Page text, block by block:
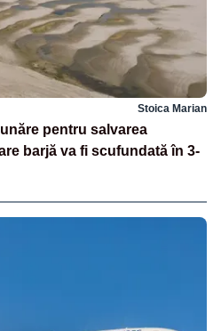
Stoica Marian
pentru salvarea
barjă va fi scufundată în 3-